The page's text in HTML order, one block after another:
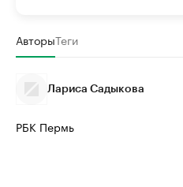
АвторыТеги
Лариса Садыкова
РБК Пермь